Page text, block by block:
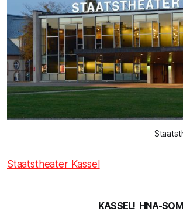
Staatstheater Kassel
KASSEL! HNA-